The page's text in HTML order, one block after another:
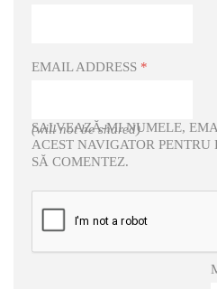
EMAIL ADDRESS *
(will not be shared)
SALVEAZĂ-MI NUMELE,
ACEST NAVIGATOR
SĂ COMENTEZ.